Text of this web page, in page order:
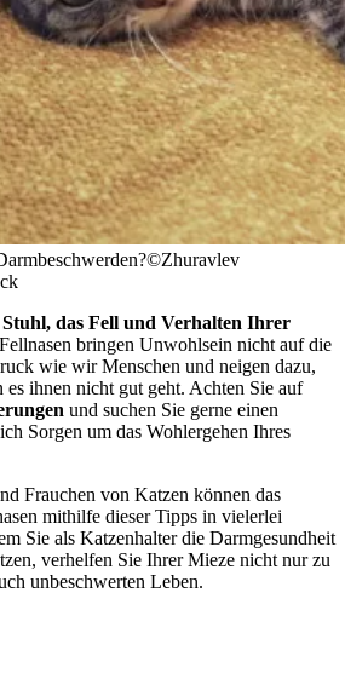
©Zhuravlev
Stuhl, das Fell und Verhalten Ihrer
bringen Unwohlsein nicht auf die
wie wir Menschen und neigen dazu,
es ihnen nicht gut geht. Achten Sie auf
und suchen Sie gerne einen
Sorgen um das Wohlergehen Ihres
Frauchen von Katzen können das
mithilfe dieser Tipps in vielerlei
Sie als Katzenhalter die Darmgesundheit
verhelfen Sie Ihrer Mieze nicht nur zu
unbeschwerten Leben.